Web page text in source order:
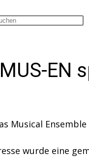
EN
Musical
wurde eine